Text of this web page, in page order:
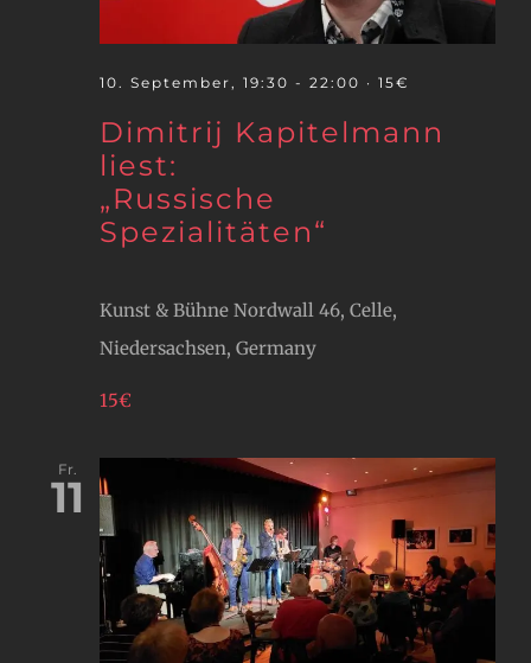
Dimitrij Kapitelmann
liest:
„Russische
Spezialitäten“
10. September, 19:30 - 22:00 · 15€
Kunst & Bühne Nordwall 46, Celle,
Niedersachsen, Germany
15€
Fr.
11